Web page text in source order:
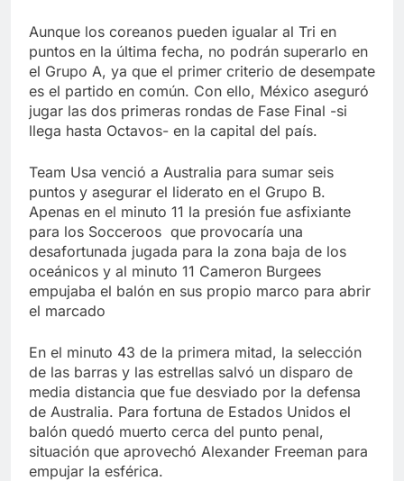
Aunque los coreanos pueden igualar al Tri en
puntos en la última fecha, no podrán superarlo en
el Grupo A, ya que el primer criterio de desempate
es el partido en común. Con ello, México aseguró
jugar las dos primeras rondas de Fase Final -si
llega hasta Octavos- en la capital del país.
Team Usa venció a Australia para sumar seis
puntos y asegurar el liderato en el Grupo B.
Apenas en el minuto 11 la presión fue asfixiante
para los Socceroos que provocaría una
desafortunada jugada para la zona baja de los
oceánicos y al minuto 11 Cameron Burgees
empujaba el balón en sus propio marco para abrir
el marcado
En el minuto 43 de la primera mitad, la selección
de las barras y las estrellas salvó un disparo de
media distancia que fue desviado por la defensa
de Australia. Para fortuna de Estados Unidos el
balón quedó muerto cerca del punto penal,
situación que aprovechó Alexander Freeman para
empujar la esférica.